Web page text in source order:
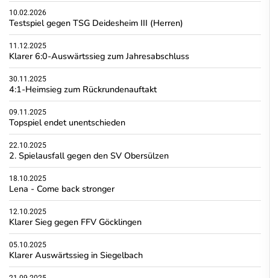
10.02.2026
Testspiel gegen TSG Deidesheim III (Herren)
11.12.2025
Klarer 6:0-Auswärtssieg zum Jahresabschluss
30.11.2025
4:1-Heimsieg zum Rückrundenauftakt
09.11.2025
Topspiel endet unentschieden
22.10.2025
2. Spielausfall gegen den SV Obersülzen
18.10.2025
Lena - Come back stronger
12.10.2025
Klarer Sieg gegen FFV Göcklingen
05.10.2025
Klarer Auswärtssieg in Siegelbach